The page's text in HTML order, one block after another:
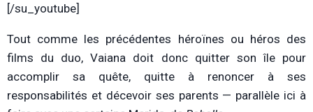
[/su_youtube]
Tout comme les précédentes héroïnes ou héros des
films du duo, Vaiana doit donc quitter son île pour
accomplir sa quête, quitte à renoncer à ses
responsabilités et décevoir ses parents — parallèle ici à